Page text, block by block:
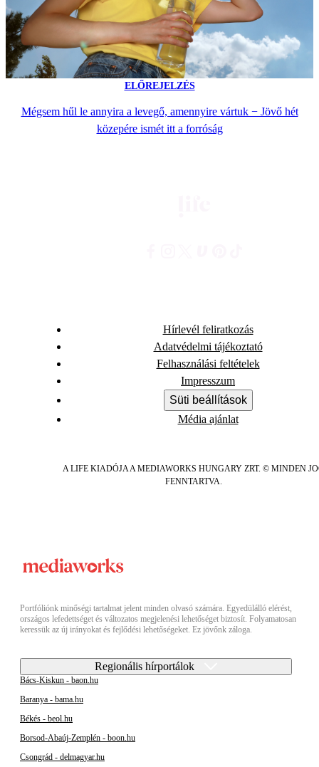
ELŐREJELZÉS
Mégsem hűl le annyira a levegő, amennyire vártuk − Jövő hét
közepére ismét itt a forróság
Hírlevél feliratkozás
Adatvédelmi tájékoztató
Felhasználási feltételek
Impresszum
Süti beállítások
Média ajánlat
A LIFE KIADÓJA A MEDIAWORKS HUNGARY ZRT. © MINDEN
FENNTARTVA.
Portfóliónk minőségi tartalmat jelent minden olvasó számára. Egyedülálló elérést,
országos lefedettséget és változatos megjelenési lehetőséget biztosít. Folyamatosan
keressük az új irányokat és fejlődési lehetőségeket. Ez jövőnk záloga.
Regionális hírportálok
Bács-Kiskun - baon.hu
Baranya - bama.hu
Békés - beol.hu
Borsod-Abaúj-Zemplén - boon.hu
Csongrád - delmagyar.hu